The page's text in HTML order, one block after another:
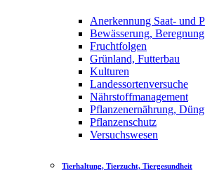
Anerkennung Saat- und
Bewässerung, Beregnung
Fruchtfolgen
Grünland, Futterbau
Kulturen
Landessortenversuche
Nährstoffmanagement
Pflanzenernährung,
Pflanzenschutz
Versuchswesen
Tierhaltung, Tierzucht, Tiergesundheit